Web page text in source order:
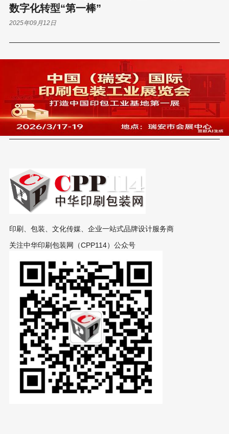
数字化转型“第一棒”
2025年09月12日
印刷、包装、文化传媒、企业一站式品牌设计服务商
关注中华印刷包装网（CPP114）公众号